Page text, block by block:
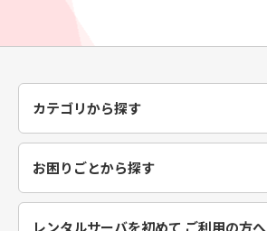
カテゴリから探す
お困りごとから探す
レンタルサーバを初めて ご利用の方へ